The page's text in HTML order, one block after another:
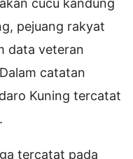
pejuang rakyat
data veteran
catatan
Kuning tercatat
tercatat pada